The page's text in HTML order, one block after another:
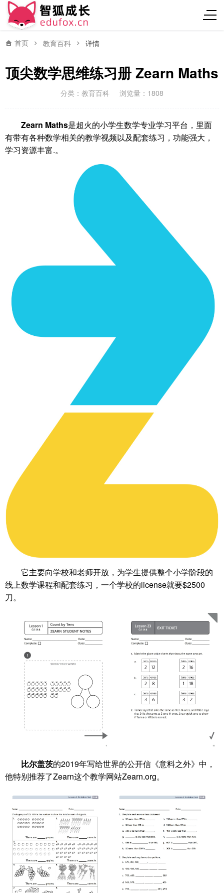
首页 教育百科 详情
顶尖数学思维练习册 Zearn Maths
分类： 教育百科 浏览量：1808
Zearn Maths是超火的小学生数学专业学习平台，里面
有带有各种数学相关的教学视频以及配套练习，功能强大，
学习资源丰富.。
它主要向学校和老师开放，为学生提供整个小学阶段的
线上数学课程和配套练习，一个学校的license就要$2500
刀。
比尔盖茨的2019年写给世界的公开信《意料之外》中，
他特别推荐了Zearn这个教学网站Zearn.org。